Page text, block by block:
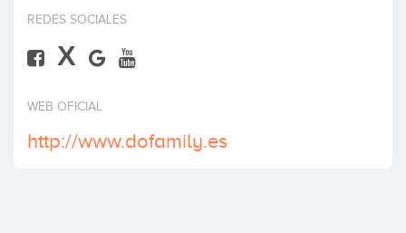
REDES SOCIALES
X
WEB OFICIAL
http://www.dofamily.es